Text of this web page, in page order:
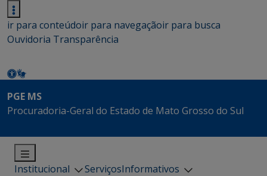
ir para conteúdoir para navegaçãoir para busca
Ouvidoria Transparência
PGE MS
Procuradoria-Geral do Estado de Mato Grosso do Sul
Institucional ServiçosInformativos